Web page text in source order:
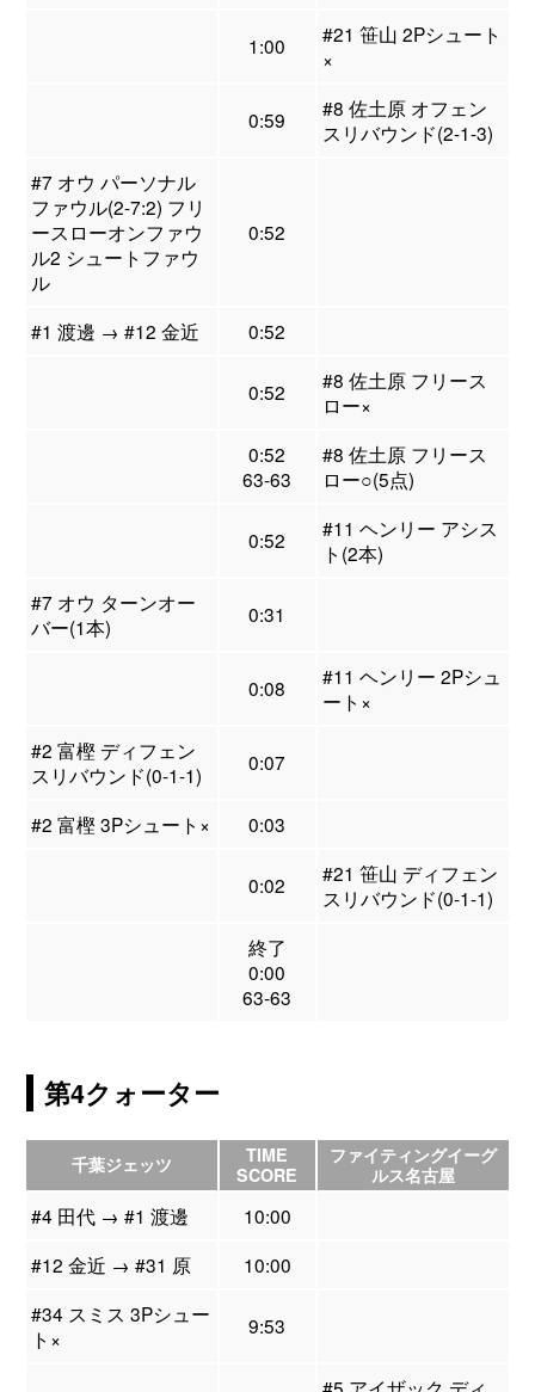
1:00
#21 笹山 2Pシュート
×
0:59
#8 佐土原 オフェン
スリバウンド(2-1-3)
#7 オウ パーソナル
ファウル(2-7:2) フリ
ースローオンファウ
ル2 シュートファウ
ル
0:52
#1 渡邊 → #12 金近 0:52
0:52
#8 佐土原 フリース
ロー×
0:52
63-63
#8 佐土原 フリース
ロー○(5点)
0:52
#11 ヘンリー アシス
ト(2本)
#7 オウ ターンオー
バー(1本)
0:31
0:08
#11 ヘンリー 2Pシュ
ート×
#2 富樫 ディフェン
スリバウンド(0-1-1)
0:07
#2 富樫 3Pシュート× 0:03
0:02
#21 笹山 ディフェン
スリバウンド(0-1-1)
終了
0:00
63-63
第4クォーター
千葉ジェッツ
TIME
SCORE
ファイティングイーグ
ルス名古屋
#4 田代 → #1 渡邊
10:00
#12 金近 → #31 原
10:00
#34 スミス 3Pシュー
ト×
9:53